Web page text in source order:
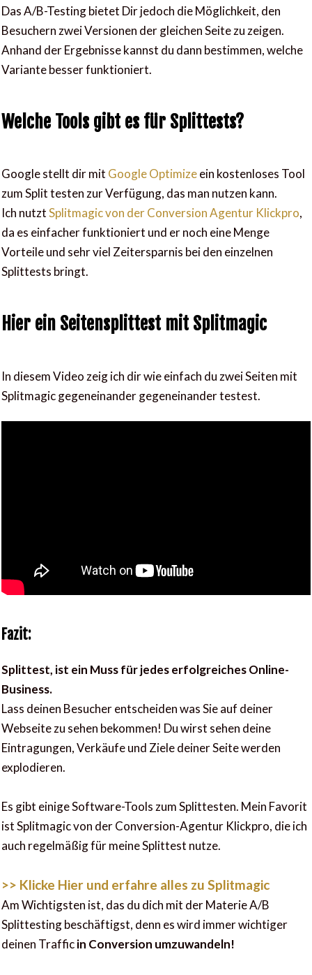
Das A/B-Testing bietet Dir jedoch die Möglichkeit, den
Besuchern zwei Versionen der gleichen Seite zu zeigen.
Anhand der Ergebnisse kannst du dann bestimmen, welche
Variante besser funktioniert.
Welche Tools gibt es für Splittests?
Google stellt dir mit Google Optimizeein kostenloses Tool
zum Split testen zur Verfügung, das man nutzen kann.
Ich nutztSplitmagic von der Conversion Agentur Klickpro,
da es einfacher funktioniert und er noch eine Menge
Vorteile und sehr viel Zeitersparnis bei den einzelnen
Splittests bringt.
Hier ein Seitensplittest mit Splitmagic
In diesem Video zeig ich dir wie einfach du zwei Seiten mit
Splitmagic gegeneinander gegeneinander testest.
Fazit:
Splittest, ist ein Muss für jedes erfolgreiches Online-
Business.
Lass deinen Besucher entscheiden was Sie auf deiner
Webseite zu sehen bekommen! Du wirst sehen deine
Eintragungen, Verkäufe und Ziele deiner Seite werden
explodieren.
Es gibt einige Software-Tools zum Splittesten. Mein Favorit
ist Splitmagic von der Conversion-Agentur Klickpro, die ich
auch regelmäßig für meine Splittest nutze.
>> Klicke Hier und erfahre alles zu Splitmagic
Am Wichtigsten ist, das du dich mit der Materie A/B
Splittesting beschäftigst, denn es wird immer wichtiger
deinen Trafficin Conversion umzuwandeln!